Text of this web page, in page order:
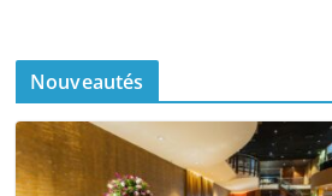
Nouveautés